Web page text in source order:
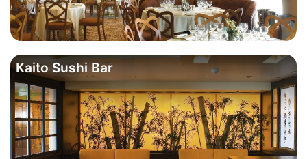
Kaito Sushi Bar